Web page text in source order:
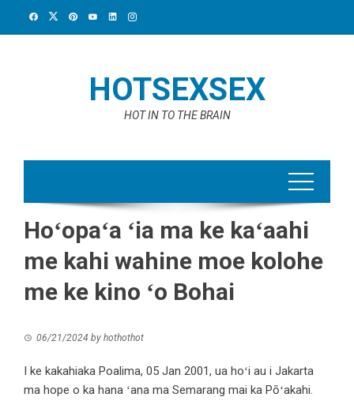
HOTSEXSEX
HOT IN TO THE BRAIN
Hoʻopaʻa ʻia ma ke kaʻaahi
me kahi wahine moe kolohe
me ke kino ʻo Bohai
06/21/2024 by hothothot
I ke kakahiaka Poalima, 05 Jan 2001, ua hoʻi au i Jakarta
ma hope o ka hana ʻana ma Semarang mai ka Pōʻakahi.